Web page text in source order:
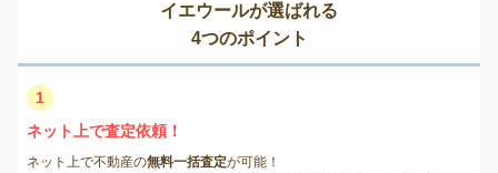
イエウールが選ばれる
4つのポイント
1
ネット上で査定依頼！
ネット上で不動産の無料一括査定が可能！